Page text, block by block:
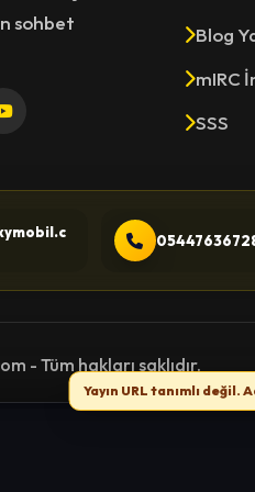
sohbet
Blog
mIRC
SSS
- Tüm hakları saklıdır.
Yayın URL tanımlı